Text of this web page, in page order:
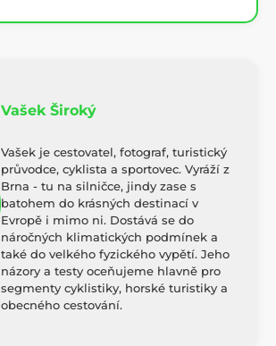
Vašek Široký
Vašek je cestovatel, fotograf, turistický
průvodce, cyklista a sportovec. Vyráží z
Brna - tu na silničce, jindy zase s
batohem do krásných destinací v
Evropě i mimo ni. Dostává se do
náročných klimatických podmínek a
také do velkého fyzického vypětí. Jeho
názory a testy oceňujeme hlavně pro
segmenty cyklistiky, horské turistiky a
obecného cestování.